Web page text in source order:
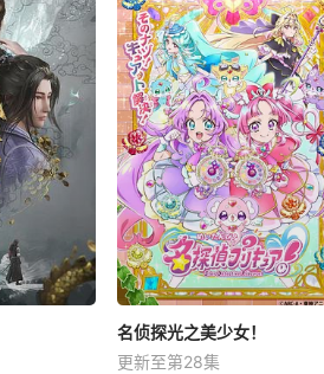
名侦探光之美少女！
更新至第28集